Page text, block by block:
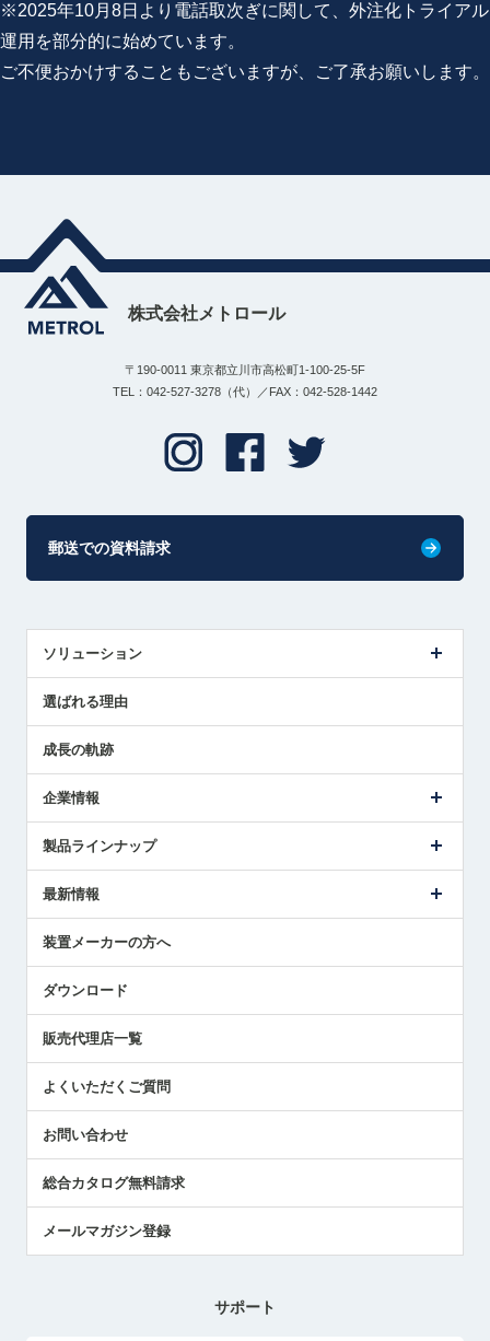
※2025年10月8日より電話取次ぎに関して、外注化トライアル
運用を部分的に始めています。
ご不便おかけすることもございますが、ご了承お願いします。
株式会社メトロール
〒190-0011 東京都立川市高松町1-100-25-5F
TEL：042-527-3278（代）／FAX：042-528-1442
郵送での資料請求
ソリューション
解決策提案
選ばれる理由
成長の軌跡
企業情報
ごあいさつ
受賞履歴
採用情報
国/地域/言語
製品ラインナップ
ツールセッタ製品
エアマイクロセンサ製品
最新情報
メトロールの技術
社員ブログ
中小企業のBCP地震対策
センサのテクニカルガイド
社長ブログ
装置メーカーの方へ
ダウンロード
販売代理店一覧
よくいただくご質問
お問い合わせ
総合カタログ無料請求
メールマガジン登録
サポート